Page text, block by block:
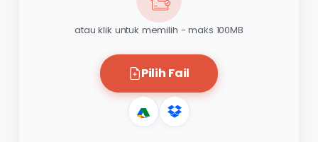
atau klik untuk memilih - maks 100MB
Pilih Fail